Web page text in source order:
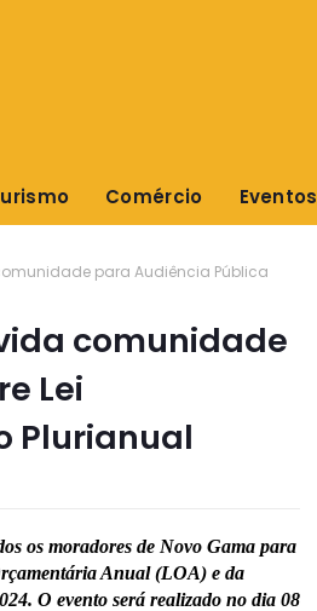
Comércio Eventos
para Audiência Pública
comunidade
Lei
Plurianual
os moradores de Novo Gama para
Anual (LOA) e da
O evento será realizado no dia 08